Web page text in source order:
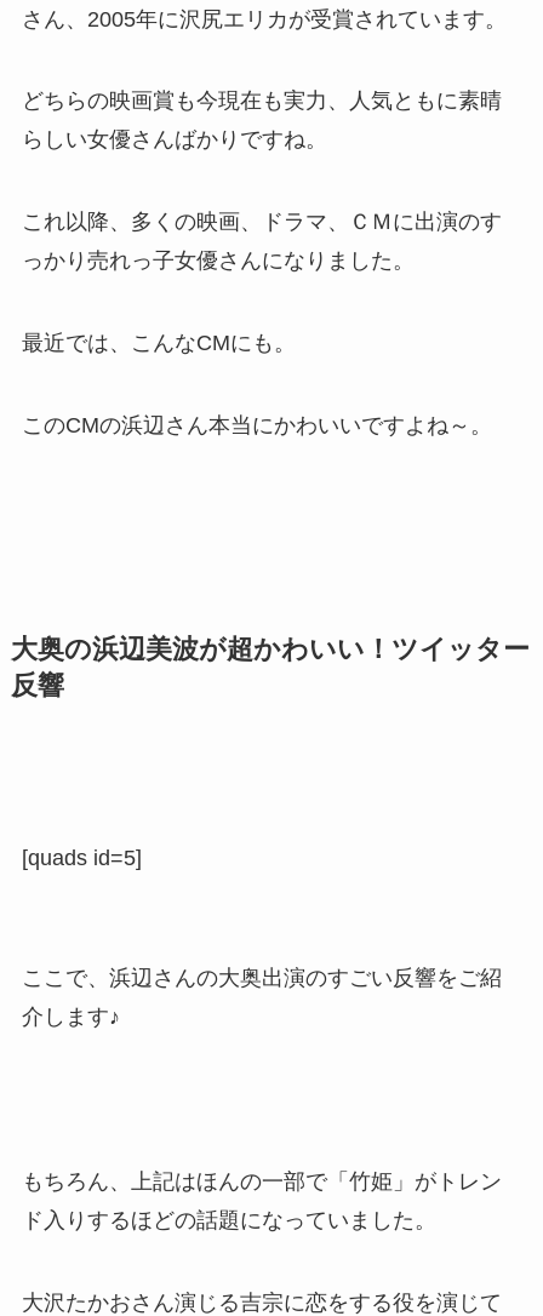
さん、2005年に沢尻エリカが受賞されています。
どちらの映画賞も今現在も実力、人気ともに素晴
らしい女優さんばかりですね。
これ以降、多くの映画、ドラマ、ＣＭに出演のす
っかり売れっ子女優さんになりました。
最近では、こんなCMにも。
このCMの浜辺さん本当にかわいいですよね～。
大奥の浜辺美波が超かわいい！ツイッター
反響
[quads id=5]
ここで、浜辺さんの大奥出演のすごい反響をご紹
介します♪
もちろん、上記はほんの一部で「竹姫」がトレン
ド入りするほどの話題になっていました。
大沢たかおさん演じる吉宗に恋をする役を演じて